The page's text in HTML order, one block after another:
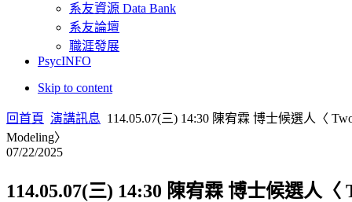
系友資源 Data Bank
系友論壇
職涯發展
PsycINFO
Skip to content
回首頁 演講訊息 114.05.07(三) 14:30 陳宥霖 博士候選人〈
Modeling〉
07/22/2025
114.05.07(三) 14:30 陳宥霖 博士候選人